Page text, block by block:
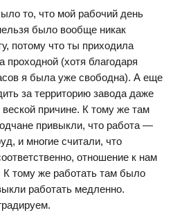
то, что мой рабочий день
было вообще никак
потому что ты приходила
проходной (хотя благодаря
я была уже свободна). А еще
за территорию завода даже
причине. К тому же там
привыкли, что работа —
и многие считали, что
отношение к нам
тому же работать там было
работать медленно.